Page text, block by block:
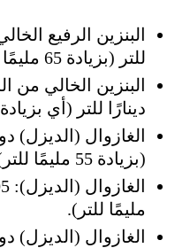
للتر (بزيادة 65 مليمًا للتر).
دينارًا للتر (أي بزيادة 110 مليمات للتر).
(بزيادة 55 مليمًا للتر).
مليمًا للتر).